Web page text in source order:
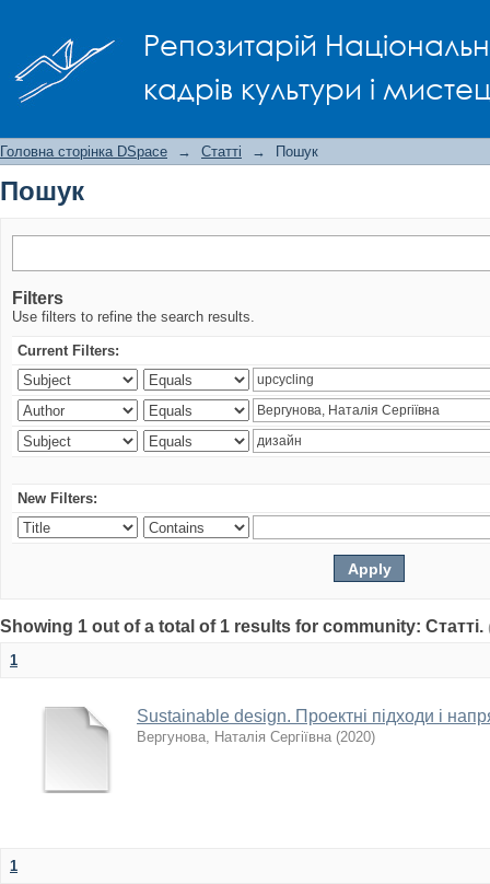
Репозитарій
кадрів культури і
Головна сторінка DSpace → Статті → Пошук
Пошук
Filters
Use filters to refine the search results.
Current Filters:
New Filters:
Showing 1 out of a total of 1 results for community: Статті.
1
Sustainable design. Проектні підходи і
Вергунова, Наталія Сергіївна (2020)
1